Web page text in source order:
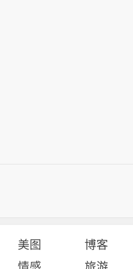
美图 博客
情感 旅游